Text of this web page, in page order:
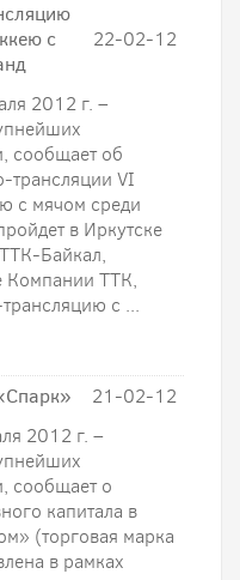
с
22-02-12
2012 г. –
сообщает об
трансляции VI
с мячом среди
в Иркутске
Байкал,
Компании ТТК,
с ...
21-02-12
2012 г. –
сообщает о
капитала в
(торговая марка
в рамках